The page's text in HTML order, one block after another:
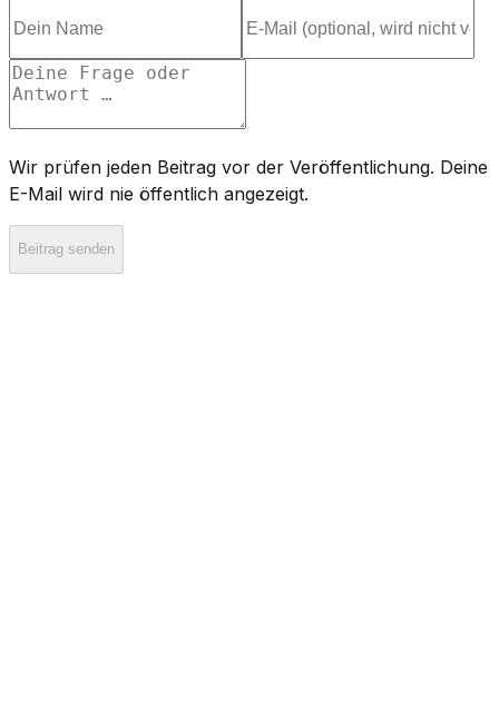
Wir prüfen jeden Beitrag vor der Veröffentlichung. Deine
E-Mail wird nie öffentlich angezeigt.
Beitrag senden